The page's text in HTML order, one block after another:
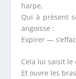
harpe,
Qui à présent
angoisse :
Expirer —
Cela lui saisit
Et ouvre les